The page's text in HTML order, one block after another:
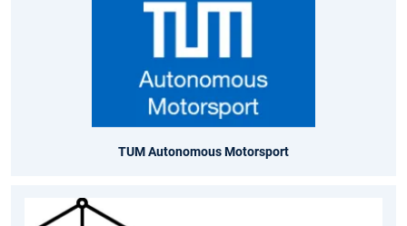
TUM Autonomous Motorsport